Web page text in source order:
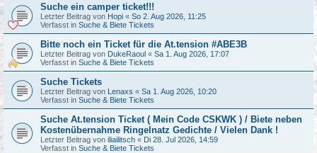
Suche ein camper ticket!!!
Letzter Beitrag von Hopi « So 2. Aug 2026, 11:25
Verfasst in Suche & Biete Tickets
Bitte noch ein Ticket für die At.tension #ABE3B
Letzter Beitrag von DukeRaoul « Sa 1. Aug 2026, 17:07
Verfasst in Suche & Biete Tickets
Suche Tickets
Letzter Beitrag von Lenaxs « Sa 1. Aug 2026, 10:20
Verfasst in Suche & Biete Tickets
Suche At.tension Ticket ( Mein Code CSKWK ) / Biete neben
Kostenübernahme Ringelnatz Gedichte / Vielen Dank !
Letzter Beitrag von iliailitsch « Di 28. Jul 2026, 14:59
Verfasst in Suche & Biete Tickets